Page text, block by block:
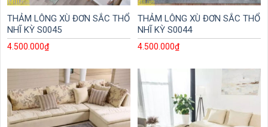
THẢM LÔNG XÙ ĐƠN SẮC THỔ
NHĨ KỲ S0045
4.500.000₫
THẢM LÔNG XÙ ĐƠN SẮC THỔ
NHĨ KỲ S0044
4.500.000₫